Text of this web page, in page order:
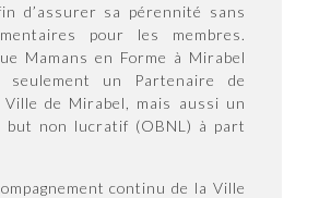
d’assurer sa pérennité sans
pour les membres.
Mamans en Forme à Mirabel
seulement un Partenaire de
de Mirabel, mais aussi un
but non lucratif (OBNL) à part
continu de la Ville